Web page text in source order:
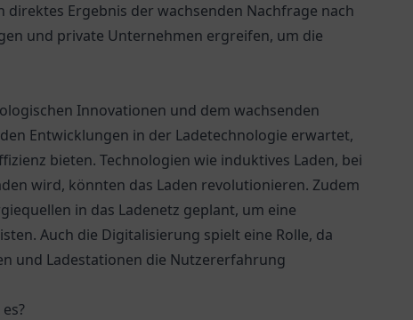
Ergebnis der wachsenden Nachfrage nach
und private Unternehmen ergreifen, um die
Innovationen und dem wachsenden
Entwicklungen in der Ladetechnologie erwartet,
bieten. Technologien wie induktives Laden, bei
wird, könnten das Laden revolutionieren. Zudem
in das Ladenetz geplant, um eine
Auch die Digitalisierung spielt eine Rolle, da
und Ladestationen die Nutzererfahrung